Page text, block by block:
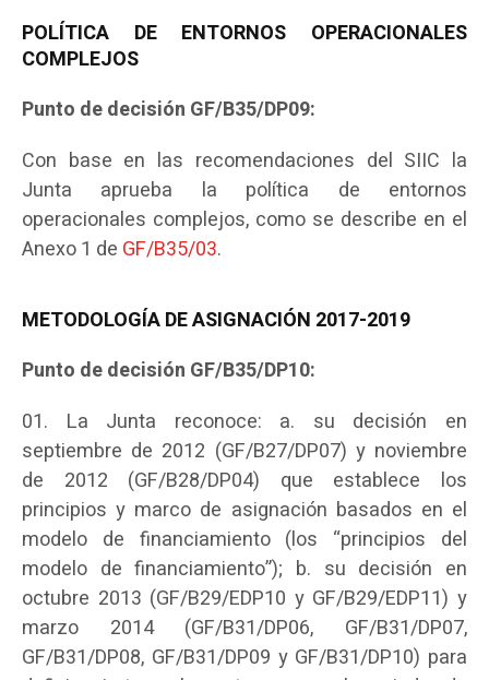
POLÍTICA DE ENTORNOS OPERACIONALES
COMPLEJOS
Punto de decisión GF/B35/DP09:
Con base en las recomendaciones del SIIC la
Junta aprueba la política de entornos
operacionales complejos, como se describe en el
Anexo 1 de GF/B35/03.
METODOLOGÍA DE ASIGNACIÓN 2017-2019
Punto de decisión GF/B35/DP10:
La Junta reconoce: a. su decisión en
septiembre de 2012 (GF/B27/DP07) y noviembre
de 2012 (GF/B28/DP04) que establece los
principios y marco de asignación basados en el
modelo de financiamiento (los “principios del
modelo de financiamiento”); b. su decisión en
octubre 2013 (GF/B29/EDP10 y GF/B29/EDP11) y
marzo 2014 (GF/B31/DP06, GF/B31/DP07,
GF/B31/DP08, GF/B31/DP09 y GF/B31/DP10) para